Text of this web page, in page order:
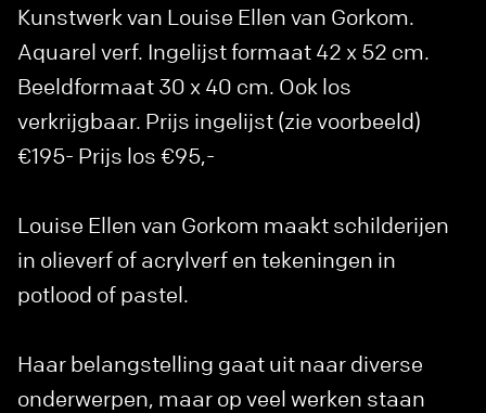
Kunstwerk van Louise Ellen van Gorkom.
Aquarel verf. Ingelijst formaat 42 x 52 cm.
Beeldformaat 30 x 40 cm. Ook los
verkrijgbaar. Prijs ingelijst (zie voorbeeld)
€195- Prijs los €95,-
Louise Ellen van Gorkom maakt schilderijen
in olieverf of acrylverf en tekeningen in
potlood of pastel.
Haar belangstelling gaat uit naar diverse
onderwerpen, maar op veel werken staan